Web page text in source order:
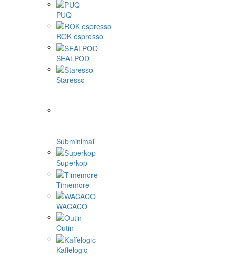
PUQ
ROK espresso
SEALPOD
Staresso
Subminimal
Superkop
Timemore
WACACO
Outin
Kaffelogic